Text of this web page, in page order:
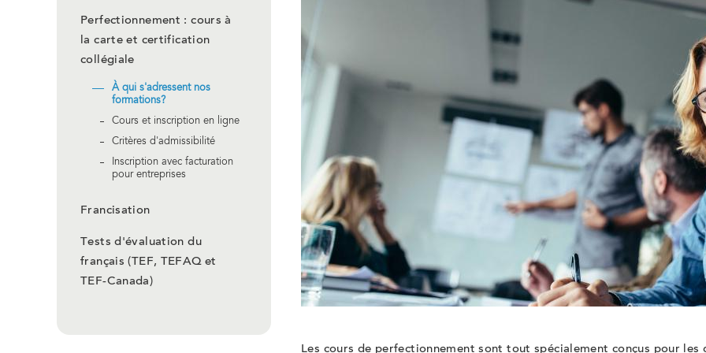
Perfectionnement : cours à
la carte et certification
collégiale
À qui s'adressent nos
formations?
Cours et inscription en ligne
Critères d'admissibilité
Inscription avec facturation
pour entreprises
Francisation
Tests d'évaluation du
français (TEF, TEFAQ et
TEF-Canada)
Les cours de perfectionnement sont tout spécialement conçus pour les